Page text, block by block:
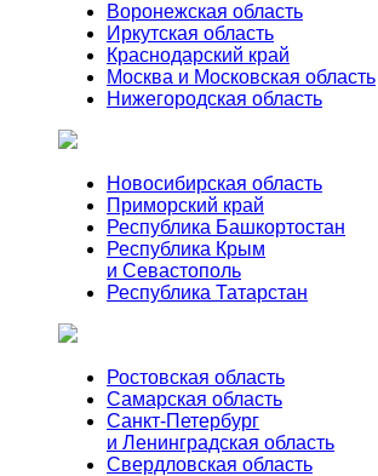
Воронежская область
Иркутская область
Краснодарский край
Москва и Московская область
Нижегородская область
Новосибирская область
Приморский край
Республика Башкортостан
Республика Крым
и Севастополь
Республика Татарстан
Ростовская область
Самарская область
Санкт-Петербург
и Ленинградская область
Свердловская область